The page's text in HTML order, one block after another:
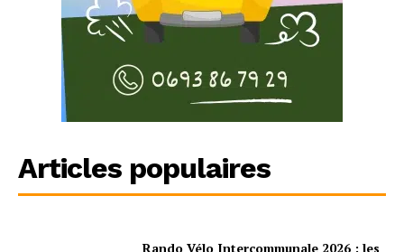
Articles populaires
Rando Vélo Intercommunale 2026 : les